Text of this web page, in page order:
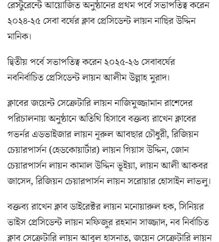
রেস্টুরেন্টে আয়োজিত অনুষ্ঠানের প্রথম পর্বে সভাপতিত্ব করেন
২০২৪-২৫ সেবা বর্ষের ক্লাব প্রেসিডেন্ট লায়ন নাছির উদ্দিন
মানিক।
দ্বিতীয় পর্বে সভাপতিত্ব করেন ২০২৫-২৬ সেবাবর্ষের
নবনির্বাচিত প্রেসিডেন্ট লায়ন আলীম উল্লাহ মুরাদ।
ক্লাবের জয়েন্ট সেক্রেটারি লায়ন নাজিমুজ্জামান রাশেদের
পরিচালনায় অনুষ্ঠানে অতিথি হিসাবে বক্তব্য রাখেন ক্লাবের
গভর্নর এডভাইজার লায়ন নূরুল আবছার চৌধুরী, রিজিয়ন
চেয়ারপার্সন (হেডকোয়ার্টার) লায়ন গিয়াস উদ্দিন, জোন
চেয়ারপার্সন লায়ন কামাল উদ্দিন ভূইয়া, লায়ন আলী আকবর
জাসেদ, রিজিয়ন চেয়ারপার্সন লায়ন সরোয়ার হোসাইন লাভলু।
বক্তব্য রাখেন ক্লাব ডাইরেক্টর লায়ন মনোয়ারুল হক, সিনিয়র
ভাইস প্রেসিডেন্ট লায়ন মফিজুর রহমান সাজ্জাদ, নব নির্বাচিত
ক্লাব সেক্রেটারি লায়ন আবুল হাসনাত, জয়েন সেক্রেটারি লায়ন